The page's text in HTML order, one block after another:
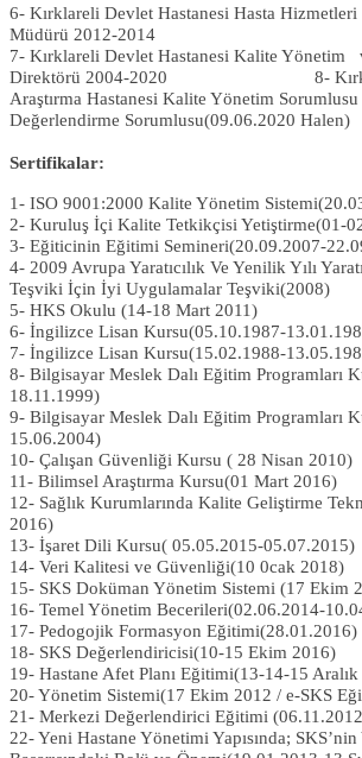
6- Kırklareli Devlet Hastanesi Hasta Hizmetleri
Müdürü 2012-2014
7- Kırklareli Devlet Hastanesi Kalite Yönetim
Direktörü 2004-2020 8-
Araştırma Hastanesi Kalite Yönetim
Değerlendirme Sorumlusu(09.06.2020 Halen)
Sertifikalar:
1- ISO 9001:2000 Kalite Yönetim
2- Kuruluş İçi Kalite Tetkikçisi Yetiştirme(01-
3- Eğiticinin Eğitimi Semineri(20.09.2007-
4- 2009 Avrupa Yaratıcılık Ve Yenilik Yılı
Teşviki İçin İyi Uygulamalar Teşviki(2008)
5- HKS Okulu (14-18 Mart 2011)
6- İngilizce Lisan Kursu(05.10.1987-
7- İngilizce Lisan Kursu(15.02.1988-
8- Bilgisayar Meslek Dalı Eğitim Programları
18.11.1999)
9- Bilgisayar Meslek Dalı Eğitim Programları
15.06.2004)
10- Çalışan Güvenliği Kursu ( 28 Nisan 2010)
11- Bilimsel Araştırma Kursu(01 Mart 2016)
12- Sağlık Kurumlarında Kalite Geliştirme
2016)
13- İşaret Dili Kursu( 05.05.2015-05.07.2015)
14- Veri Kalitesi ve Güvenliği(10 0cak 2018)
15- SKS Doküman Yönetim Sistemi (17 Ekim
16- Temel Yönetim Becerileri(02.06.2014-
17- Pedogojik Formasyon Eğitimi(28.01.2016)
18- SKS Değerlendiricisi(10-15 Ekim 2016)
19- Hastane Afet Planı Eğitimi(13-14-15
20- Yönetim Sistemi(17 Ekim 2012 / e-SKS
21- Merkezi Değerlendirici Eğitimi
22- Yeni Hastane Yönetimi Yapısında;